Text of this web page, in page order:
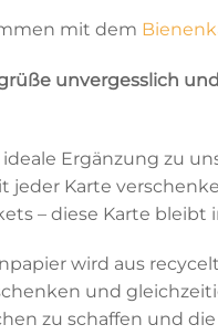
mit dem
unvergesslich
Ergänzung zu
jeder Karte
– diese Karte bleibt
wird aus
und
zu schaffen und